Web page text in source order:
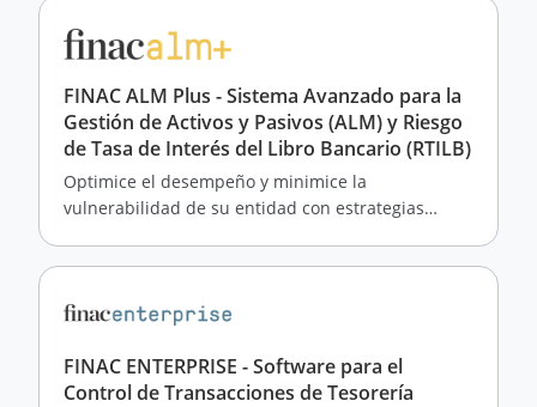
FINAC ALM Plus - Sistema Avanzado para la
Gestión de Activos y Pasivos (ALM) y Riesgo
de Tasa de Interés del Libro Bancario (RTILB)
Optimice el desempeño y minimice la
vulnerabilidad de su entidad con estrategias
FINAC ENTERPRISE - Software para el
Control de Transacciones de Tesorería